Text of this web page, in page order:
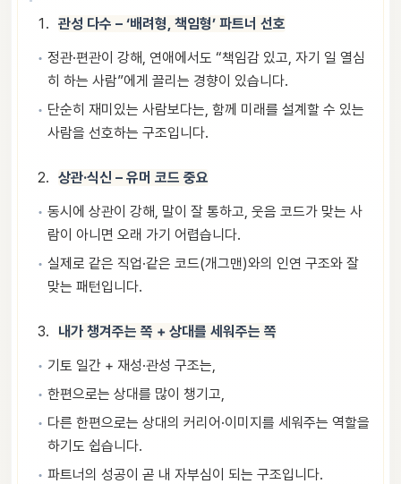
관성 다수 – ‘배려형, 책임형’ 파트너 선호
정관·편관이 강해, 연애에서도 “책임감 있고, 자기 일 열심
히 하는 사람”에게 끌리는 경향이 있습니다.
단순히 재미있는 사람보다는, 함께 미래를 설계할 수 있는
사람을 선호하는 구조입니다.
상관·식신 – 유머 코드 중요
동시에 상관이 강해, 말이 잘 통하고, 웃음 코드가 맞는 사
람이 아니면 오래 가기 어렵습니다.
실제로 같은 직업·같은 코드(개그맨)와의 인연 구조와 잘
맞는 패턴입니다.
내가 챙겨주는 쪽 + 상대를 세워주는 쪽
기토 일간 + 재성·관성 구조는,
한편으로는 상대를 많이 챙기고,
다른 한편으로는 상대의 커리어·이미지를 세워주는 역할을
하기도 쉽습니다.
파트너의 성공이 곧 내 자부심이 되는 구조입니다.